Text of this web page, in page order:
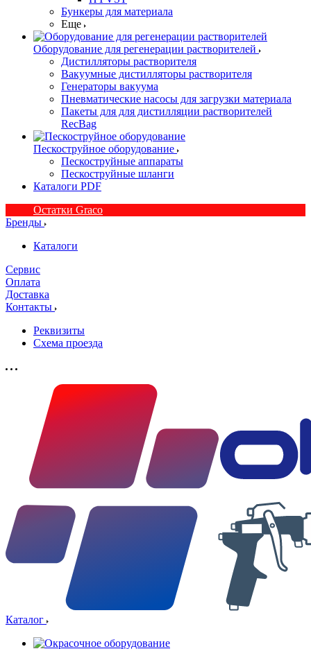
Бункеры для материала
Еще
Оборудование для регенерации растворителей
Дистилляторы растворителя
Вакуумные дистилляторы растворителя
Генераторы вакуума
Пневматические насосы для загрузки материала
Пакеты для для дистилляции растворителей
RecBag
Пескоструйное оборудование
Пескоструйные аппараты
Пескоструйные шланги
Каталоги PDF
Остатки Graco
Бренды
Каталоги
Сервис
Оплата
Доставка
Контакты
Реквизиты
Схема проезда
Каталог